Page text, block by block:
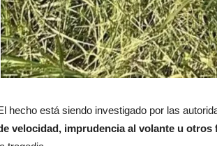
hecho está siendo investigado por las
velocidad, imprudencia al volante u otros